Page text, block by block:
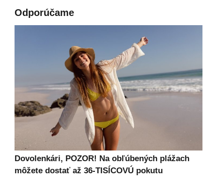
Odporúčame
Dovolenkári, POZOR! Na obľúbených plážach
môžete dostať až 36-TISÍCOVÚ pokutu